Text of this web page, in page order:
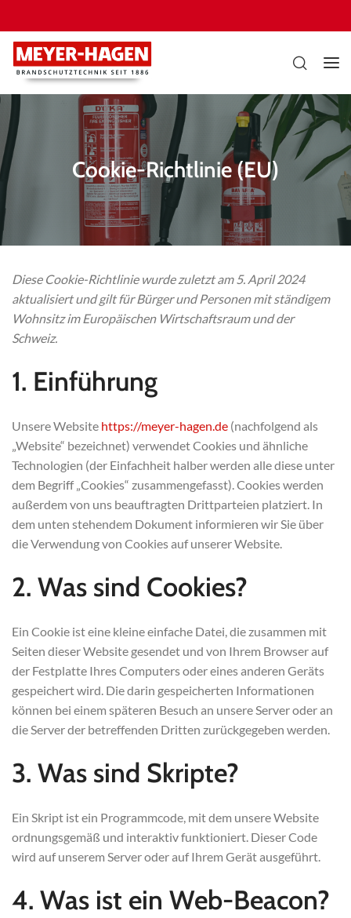
Cookie-Richtlinie (EU)
Diese Cookie-Richtlinie wurde zuletzt am 5. April 2024
aktualisiert und gilt für Bürger und Personen mit ständigem
Wohnsitz im Europäischen Wirtschaftsraum und der
Schweiz.
1. Einführung
Unsere Website https://meyer-hagen.de (nachfolgend als
„Website“ bezeichnet) verwendet Cookies und ähnliche
Technologien (der Einfachheit halber werden alle diese unter
dem Begriff „Cookies“ zusammengefasst). Cookies werden
außerdem von uns beauftragten Drittparteien platziert. In
dem unten stehendem Dokument informieren wir Sie über
die Verwendung von Cookies auf unserer Website.
2. Was sind Cookies?
Ein Cookie ist eine kleine einfache Datei, die zusammen mit
Seiten dieser Website gesendet und von Ihrem Browser auf
der Festplatte Ihres Computers oder eines anderen Geräts
gespeichert wird. Die darin gespeicherten Informationen
können bei einem späteren Besuch an unsere Server oder an
die Server der betreffenden Dritten zurückgegeben werden.
3. Was sind Skripte?
Ein Skript ist ein Programmcode, mit dem unsere Website
ordnungsgemäß und interaktiv funktioniert. Dieser Code
wird auf unserem Server oder auf Ihrem Gerät ausgeführt.
4. Was ist ein Web-Beacon?